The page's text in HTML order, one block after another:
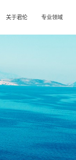
关于君伦 专业领域